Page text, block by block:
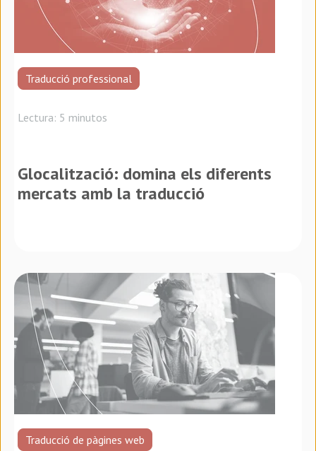
Traducció professional
Lectura: 5 minutos
Glocalització: domina els diferents
mercats amb la traducció
Traducció de pàgines web